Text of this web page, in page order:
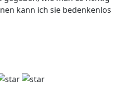
kann ich sie bedenkenlos